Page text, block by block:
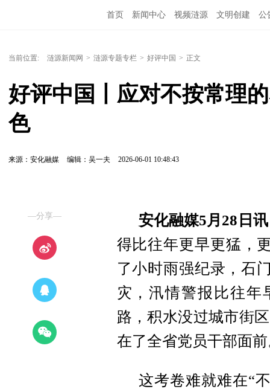
首页 新闻中心 视频涟源 文明创建 公
当前位置: 涟源新闻网 > 涟源专题专栏 > 好评中国 > 正文
好评中国丨应对不按常理
色
来源：安化融媒 编辑：吴一夫 2026-06-01 10:48:43
—分享—
安化融媒5月28日
得比往年更早更猛，
了小时雨强纪录，石
灾，汛情警报比往年
路，积水没过城市街
在了全省党员干部面
这考卷难就难在“